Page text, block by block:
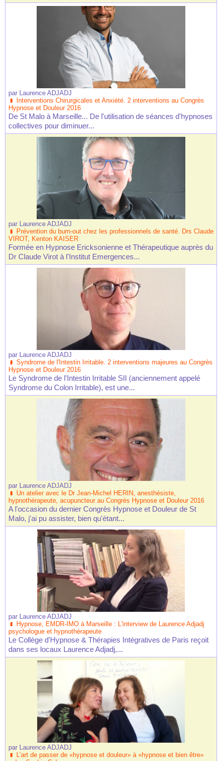
par Laurence ADJADJ
Interventions Chirurgicales et Anxiété. 2 interventions au Congrès
Hypnose et Douleur 2016
De St Malo à Marseille... De l'utilisation de séances d'hypnoses
collectives pour diminuer...
par Laurence ADJADJ
Prévention du burn-out chez les professionnels de santé. Drs Claude
VIROT, Kenton KAISER
Formée en Hypnose Ericksonienne et Thérapeutique auprès du
Dr Claude Virot à l'Institut Emergences...
par Laurence ADJADJ
Syndrome de l'Intestin Irritable. 2 interventions majeures au Congrès
Hypnose et Douleur 2016
Le Syndrome de l'Intestin Irritable SII (anciennement appelé
Syndrome du Colon Irritable), est une...
par Laurence ADJADJ
Un atelier avec le Dr Jean-Michel HERIN, anesthésiste,
hypnothérapeute, acupuncteur au Congrès Hypnose et Douleur 2016
A l'occasion du dernier Congrès Hypnose et Douleur de St
Malo, j'ai pu assister, bien qu'étant...
par Laurence ADJADJ
Hypnose, EMDR-IMO à Marseille : L'interview de Laurence Adjadj
psychologue et hypnothérapeute
Le Collège d'Hypnose & Thérapies Intégratives de Paris reçoit
dans ses locaux Laurence Adjadj,...
par Laurence ADJADJ
L’art de passer de «hypnose et douleur» à «hypnose et bien être»